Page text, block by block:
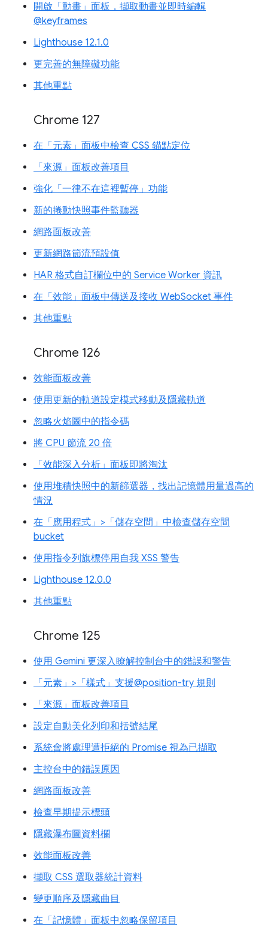
開啟「動畫」面板，擷取動畫並即時編輯
@keyframes
Lighthouse 12.1.0
更完善的無障礙功能
其他重點
Chrome 127
在「元素」面板中檢查 CSS 錨點定位
「來源」面板改善項目
強化「一律不在這裡暫停」功能
新的捲動快照事件監聽器
網路面板改善
更新網路節流預設值
HAR 格式自訂欄位中的 Service Worker 資訊
在「效能」面板中傳送及接收 WebSocket 事件
其他重點
Chrome 126
效能面板改善
使用更新的軌道設定模式移動及隱藏軌道
忽略火焰圖中的指令碼
將 CPU 節流 20 倍
「效能深入分析」面板即將淘汰
使用堆積快照中的新篩選器，找出記憶體用量過高的
情況
在「應用程式」>「儲存空間」中檢查儲存空間
bucket
使用指令列旗標停用自我 XSS 警告
Lighthouse 12.0.0
其他重點
Chrome 125
使用 Gemini 更深入瞭解控制台中的錯誤和警告
「元素」>「樣式」支援@position-try 規則
「來源」面板改善項目
設定自動美化列印和括號結尾
系統會將處理遭拒絕的 Promise 視為已擷取
主控台中的錯誤原因
網路面板改善
檢查早期提示標頭
隱藏瀑布圖資料欄
效能面板改善
擷取 CSS 選取器統計資料
變更順序及隱藏曲目
在「記憶體」面板中忽略保留項目